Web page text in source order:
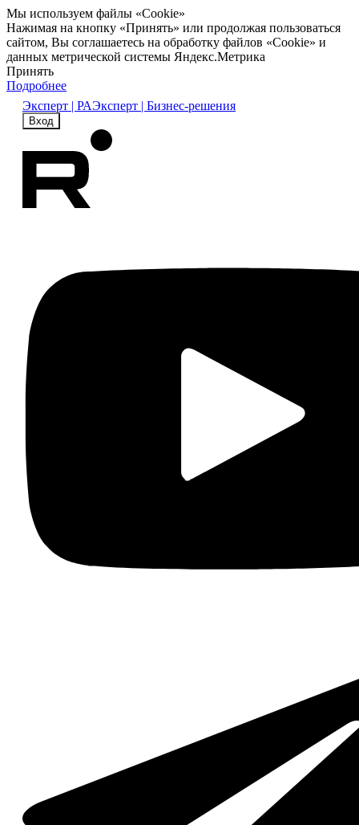
Мы используем файлы «Cookie»
Нажимая на кнопку «Принять» или продолжая пользоваться
сайтом, Вы соглашаетесь на обработку файлов «Cookie» и
данных метрической системы Яндекс.Метрика
Принять
Подробнее
Эксперт | РАЭксперт | Бизнес-решения
Вход